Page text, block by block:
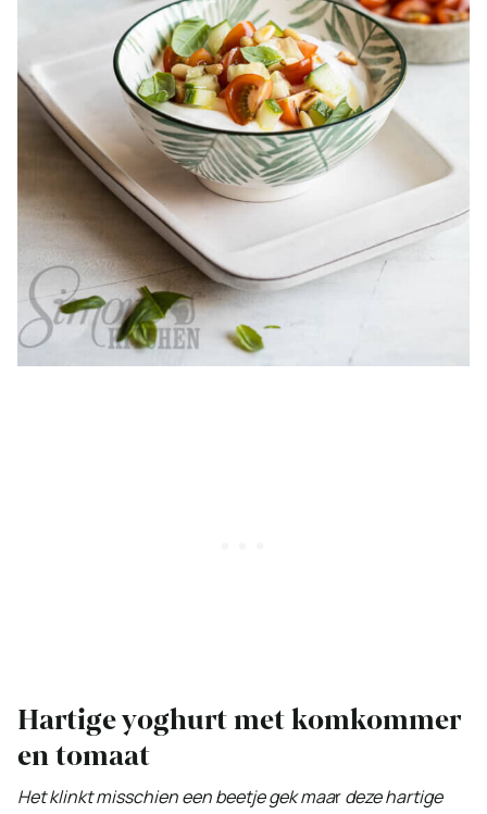
Hartige yoghurt met komkommer
en tomaat
Het klinkt misschien een beetje gek maardeze hartige